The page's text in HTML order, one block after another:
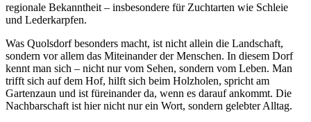
regionale Bekanntheit – insbesondere für Zuchtarten wie Schleie
und Lederkarpfen.
Was Quolsdorf besonders macht, ist nicht allein die Landschaft,
sondern vor allem das Miteinander der Menschen. In diesem Dorf
kennt man sich – nicht nur vom Sehen, sondern vom Leben. Man
trifft sich auf dem Hof, hilft sich beim Holzholen, spricht am
Gartenzaun und ist füreinander da, wenn es darauf ankommt. Die
Nachbarschaft ist hier nicht nur ein Wort, sondern gelebter Alltag.